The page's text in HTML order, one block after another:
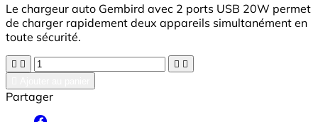
Le chargeur auto Gembird avec 2 ports USB 20W permet
de charger rapidement deux appareils simultanément en
toute sécurité.
   
Partager